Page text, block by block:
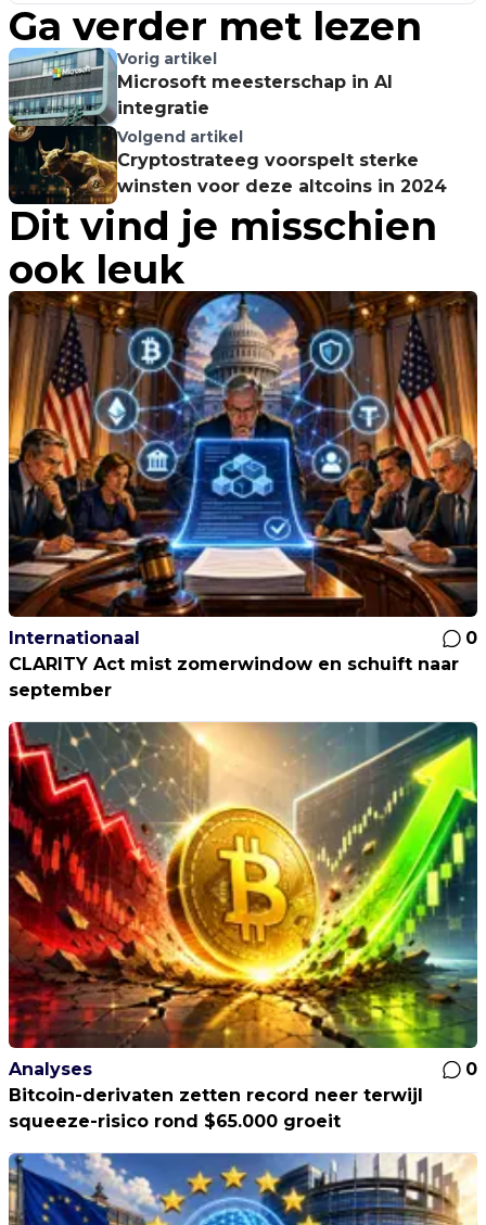
Ga verder met lezen
Vorig artikel
Microsoft meesterschap in AI
integratie
Volgend artikel
Cryptostrateeg voorspelt sterke
winsten voor deze altcoins in 2024
Dit vind je misschien
ook leuk
Internationaal
0
CLARITY Act mist zomerwindow en schuift naar
september
Analyses
0
Bitcoin-derivaten zetten record neer terwijl
squeeze-risico rond $65.000 groeit